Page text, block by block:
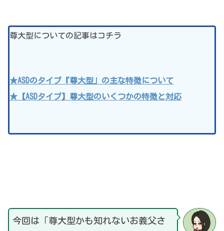
尊大型についての記事はコチラ
★ASDのタイプ『尊大型」の主な特徴について
★【ASDタイプ】尊大型のいくつかの特徴と対応
今回は「尊大型かも知れないお義父さ